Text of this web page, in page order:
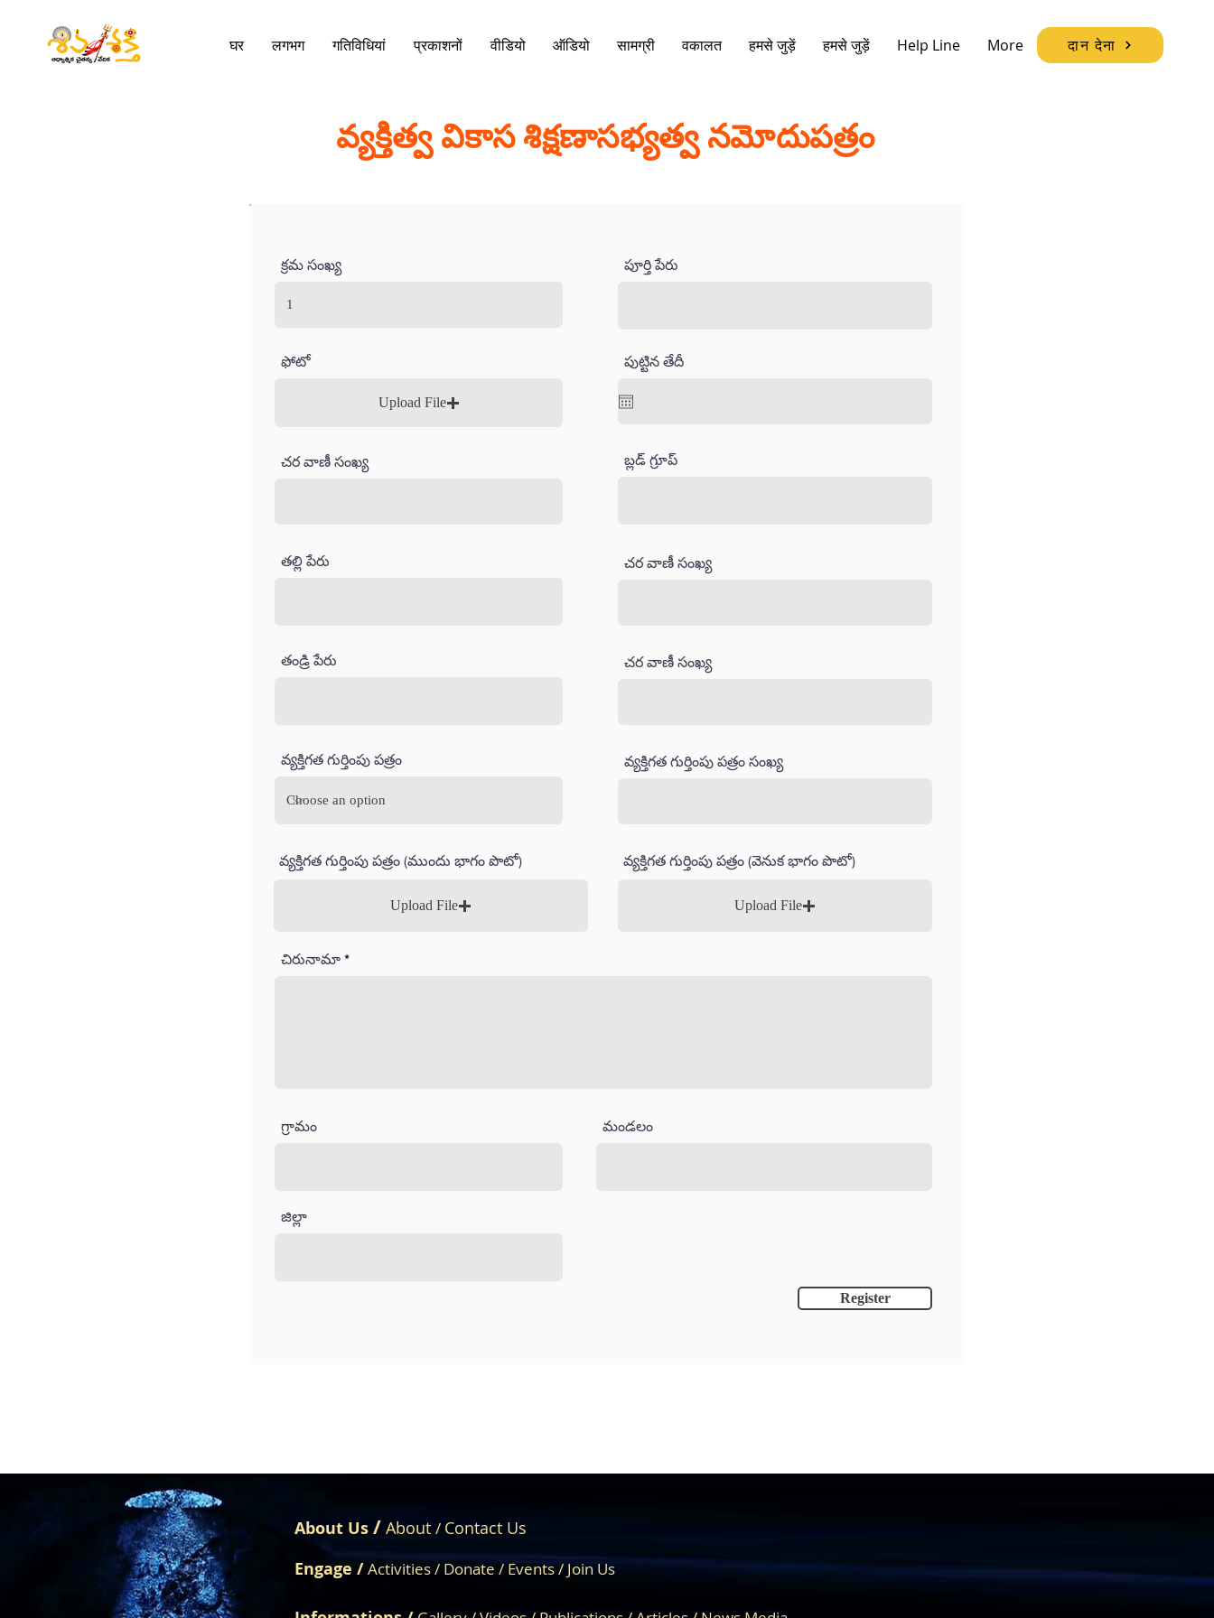
घर लगभग गतिविधियां प्रकाशनों वीडियो ऑडियो सामग्री वकालत हमसे जुड़ें हमसे जुड़ें Help Line More दान देना
వ్యక్తిత్వ వికాస శిక్షణాసభ్యత్వ నమోదుపత్రం
క్రమ సంఖ్య
ఫోటో
Upload File
చర వాణీ సంఖ్య
పూర్తి పేరు
పుట్టిన తేదీ
బ్లడ్ గ్రూప్
తల్లి పేరు
తండ్రి పేరు
వ్యక్తిగత గుర్తింపు పత్రం
చర వాణీ సంఖ్య
చర వాణీ సంఖ్య
వ్యక్తిగత గుర్తింపు పత్రం సంఖ్య
చిరునామా
వ్యక్తిగత గుర్తింపు పత్రం (ముందు భాగం పొటో)
Upload File
వ్యక్తిగత గుర్తింపు పత్రం (వెనుక భాగం పొటో)
Upload File
గ్రామం మండలం
జిల్లా
Register
About Us
About Us / About / Contact Us
Engage /Activities / Donate /Events /Join Us